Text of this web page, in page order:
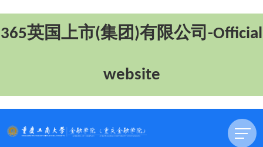
365英国上市(集团)有限公司-Official
website